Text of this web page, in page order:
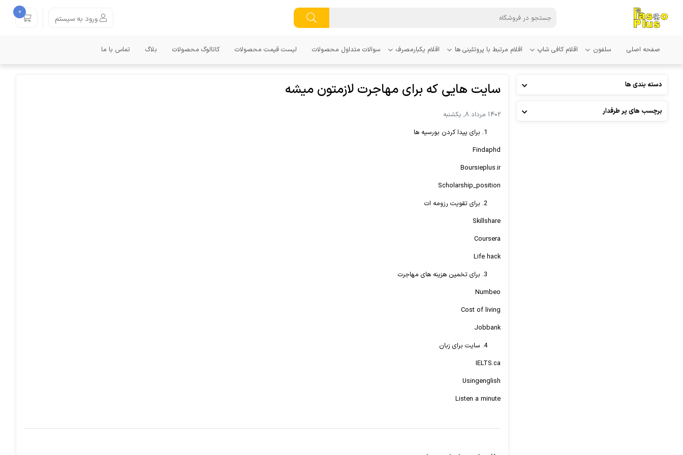
ورود به سیستم
0
صفحه اصلی سلفون اقلام کافی شاپ اقلام مرتبط با پروتئینی ها اقلام یکبارمصرف سوالات متداول محصولات لیست قیمت محصولات کاتالوگ محصولات بلاگ تماس با ما
دسته بندی ها
برچسب های پر طرفدار
سایت هایی که برای مهاجرت لازمتون میشه
1402 مرداد 8, یکشنبه
برای پیدا کردن بورسیه ها
Findaphd
Boursieplus.ir
Scholarship_position
برای تقویت رزومه ات
Skillshare
Coursera
Life hack
برای تخمین هزینه های مهاجرت
Numbeo
Cost of living
Jobbank
سایت برای زبان
IELTS.ca
Usingenglish
Listen a minute